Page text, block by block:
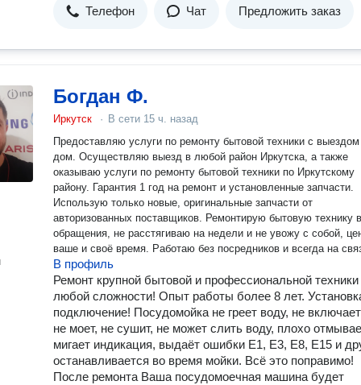
Телефон Чат Предложить заказ
Богдан Ф.
Иркутск · В сети 15 ч. назад
Предоставляю услуги по ремонту бытовой техники с
дом. Осуществляю выезд в любой район Иркутска, а также
оказываю услуги по ремонту бытовой техники по Иркутскому
району. Гарантия 1 год на ремонт и установленные запчасти.
Использую только новые, оригинальные запчасти от
авторизованных поставщиков. Ремонтирую бытовую технику
обращения, не расстягиваю на недели и не увожу с собой,
ваше и своё время. Работаю без посредников и всегда на
В профиль
Ремонт крупной бытовой и профессиональной техники
любой сложности! Опыт работы более 8 лет.
подключение! Посудомойка не греет воду, не
не моет, не сушит, не может слить воду, плохо
мигает индикация, выдаёт ошибки E1, E3, E8, E15 и
останавливается во время мойки. Всё это поправимо!
После ремонта Ваша посудомоечная машина будет